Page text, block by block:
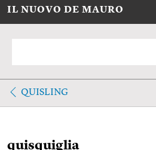
IL NUOVO DE MAURO
QUISLING
quisquiglia